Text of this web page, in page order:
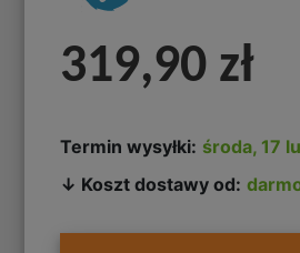
319,90 zł
Termin wysyłki: środa, 17
↓ Koszt dostawy od: